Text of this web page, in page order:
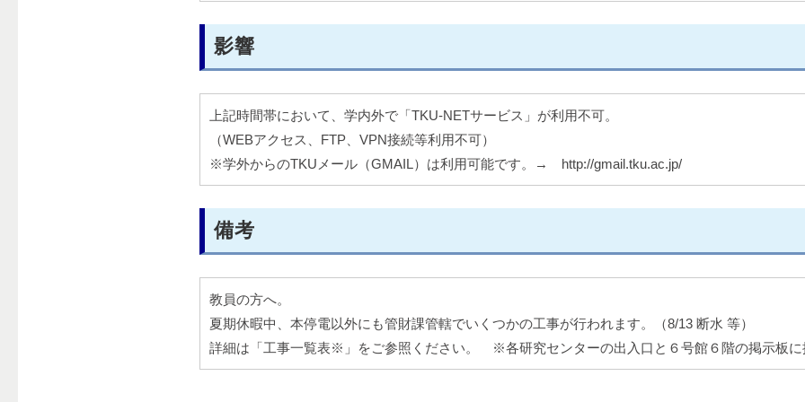
影響
上記時間帯において、学内外で「TKU-NETサービス」が利用不可。
（WEBアクセス、FTP、VPN接続等利用不可）
※学外からのTKUメール（GMAIL）は利用可能です。→ http://gmail.tku.ac.jp/
備考
教員の方へ。
夏期休暇中、本停電以外にも管財課管轄でいくつかの工事が行われます。（8/13 断水 等）
詳細は「工事一覧表※」をご参照ください。 ※各研究センターの出入口と６号館６階の掲示板に